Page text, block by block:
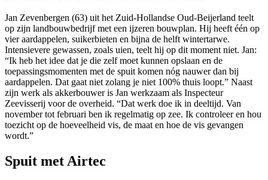
Jan Zevenbergen (63) uit het Zuid-Hollandse Oud-Beijerland teelt
op zijn landbouwbedrijf met een ijzeren bouwplan. Hij heeft één op
vier aardappelen, suikerbieten en bijna de helft wintertarwe.
Intensievere gewassen, zoals uien, teelt hij op dit moment niet. Jan:
“Ik heb het idee dat je die zelf moet kunnen opslaan en de
toepassingsmomenten met de spuit komen nóg nauwer dan bij
aardappelen. Dat gaat niet zolang je niet 100% thuis loopt.” Naast
zijn werk als akkerbouwer is Jan werkzaam als Inspecteur
Zeevisserij voor de overheid. “Dat werk doe ik in deeltijd. Van
november tot februari ben ik regelmatig op zee. Ik controleer en hou
toezicht op de hoeveelheid vis, de maat en hoe de vis gevangen
wordt.”
Spuit met Airtec